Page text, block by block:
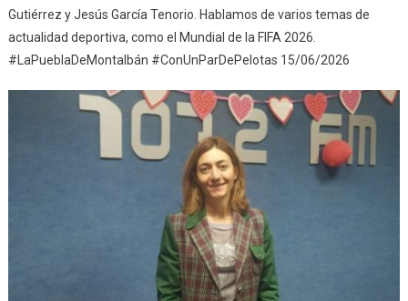
Gutiérrez y Jesús García Tenorio. Hablamos de varios temas de
actualidad deportiva, como el Mundial de la FIFA 2026.
#LaPueblaDeMontalbán #ConUnParDePelotas 15/06/2026